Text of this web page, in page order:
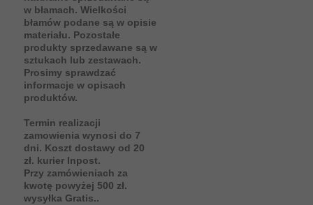
w błamach. Wielkości
błamów podane są w opisie
materiału. Pozostałe
produkty sprzedawane są w
sztukach lub zestawach.
Prosimy sprawdzać
informacje w opisach
produktów.
Termin realizacji
zamowienia wynosi do 7
dni. Koszt dostawy od 20
zł. kurier Inpost.
Przy zamówieniach za
kwotę powyżej 500 zł.
wysyłka Gratis..